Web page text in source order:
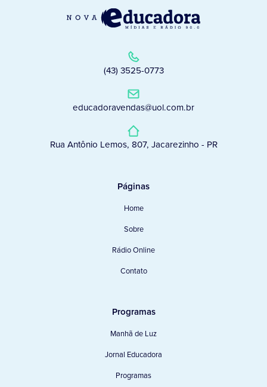
(43) 3525-0773
educadoravendas@uol.com.br
Rua Antônio Lemos, 807, Jacarezinho - PR
Páginas
Home
Sobre
Rádio Online
Contato
Programas
Manhã de Luz
Jornal Educadora
Programas